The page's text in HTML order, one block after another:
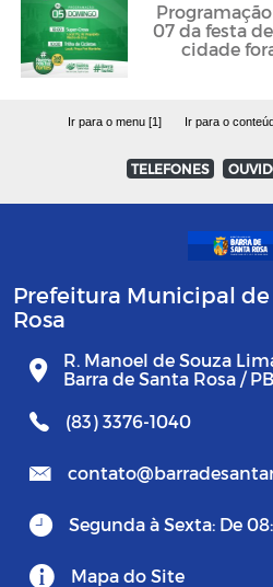
07 da festa
cidade
Ir para o menu [1] Ir para o
TELEFONES
Prefeitura Municipal de
Rosa
R. Manoel de Souza
Barra de Santa Rosa /
(83) 3376-1040
Segunda à Sexta: De
Mapa do Site